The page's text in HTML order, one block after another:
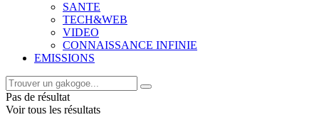
SANTE
TECH&WEB
VIDEO
CONNAISSANCE INFINIE
EMISSIONS
Pas de résultat
Voir tous les résultats